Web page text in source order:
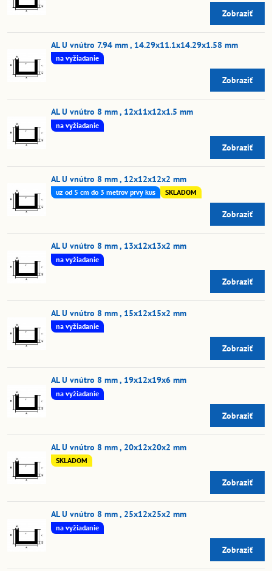
Zobraziť
AL U vnútro 7.94 mm , 14.29x11.1x14.29x1.58 mm
na vyžiadanie
Zobraziť
AL U vnútro 8 mm , 12x11x12x1.5 mm
na vyžiadanie
Zobraziť
AL U vnútro 8 mm , 12x12x12x2 mm
uz od 5 cm do 3 metrov prvy kus SKLADOM
Zobraziť
AL U vnútro 8 mm , 13x12x13x2 mm
na vyžiadanie
Zobraziť
AL U vnútro 8 mm , 15x12x15x2 mm
na vyžiadanie
Zobraziť
AL U vnútro 8 mm , 19x12x19x6 mm
na vyžiadanie
Zobraziť
AL U vnútro 8 mm , 20x12x20x2 mm
SKLADOM
Zobraziť
AL U vnútro 8 mm , 25x12x25x2 mm
na vyžiadanie
Zobraziť